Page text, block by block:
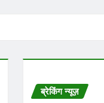
ब्रेकिंग न्यूज़